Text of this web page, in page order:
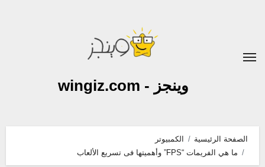
وينجز - wingiz.com
الصفحة الرئيسية
الكمبيوتر
ما هي الفريمات “FPS” وأهميتها فى تسريع الألعاب